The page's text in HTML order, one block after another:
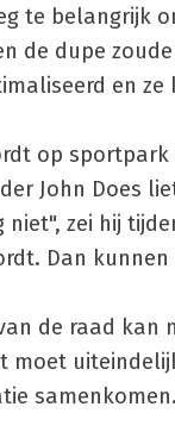
te belangrijk
de dupe
en
op
John Does
niet", zei hij
Dan
de raad kan
moet